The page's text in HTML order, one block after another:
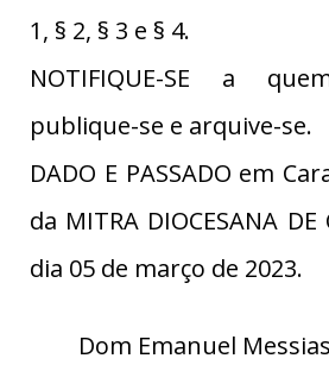
1, § 2, § 3 e § 4.
NOTIFIQUE-SE a
publique-se e arquive-se.
DADO E PASSADO em
da MITRA DIOCESANA
dia 05 de março de 2023.
Dom Emanuel